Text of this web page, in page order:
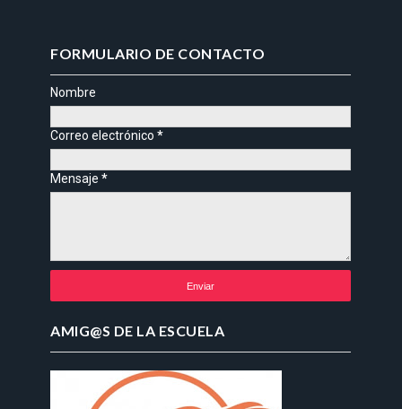
FORMULARIO DE CONTACTO
Nombre
Correo electrónico*
Mensaje*
AMIG@S DE LA ESCUELA